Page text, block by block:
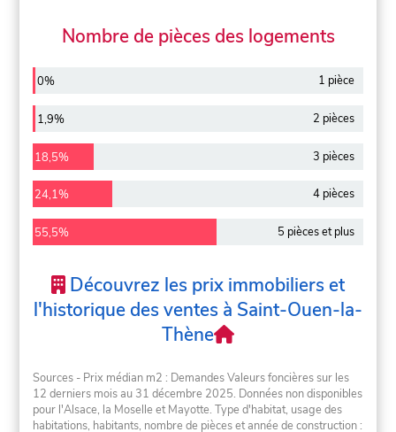
Nombre de pièces des logements
0% 1 pièce
1,9% 2 pièces
18,5% 3 pièces
24,1% 4 pièces
55,5% 5 pièces et plus
Découvrez les prix immobiliers et
l'historique des ventes à Saint-Ouen-la-
Thène
Sources - Prix médian m2 : Demandes Valeurs foncières sur les
12 derniers mois au 31 décembre 2025. Données non disponibles
pour l'Alsace, la Moselle et Mayotte. Type d'habitat, usage des
habitations, habitants, nombre de pièces et année de construction :